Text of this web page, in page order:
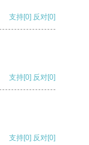
支持[0] 反对[0]
支持[0] 反对[0]
支持[0] 反对[0]